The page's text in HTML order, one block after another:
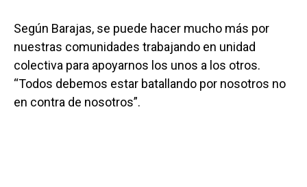
Según Barajas, se puede hacer mucho más por
nuestras comunidades trabajando en unidad
colectiva para apoyarnos los unos a los otros.
“Todos debemos estar batallando por nosotros no
en contra de nosotros”.